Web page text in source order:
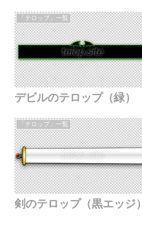
「テロップ」一覧
デビルのテロップ（緑）
「テロップ」一覧
剣のテロップ（黒エッジ）